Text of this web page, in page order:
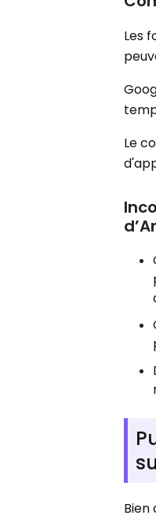
Les
Le
Bien